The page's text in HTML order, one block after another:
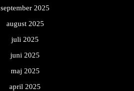
september 2025
august 2025
juli 2025
juni 2025
maj 2025
april 2025